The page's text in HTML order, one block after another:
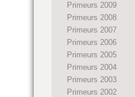
Primeurs 2009
Primeurs 2008
Primeurs 2007
Primeurs 2006
Primeurs 2005
Primeurs 2004
Primeurs 2003
Primeurs 2002